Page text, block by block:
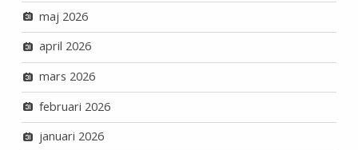
maj 2026
april 2026
mars 2026
februari 2026
januari 2026